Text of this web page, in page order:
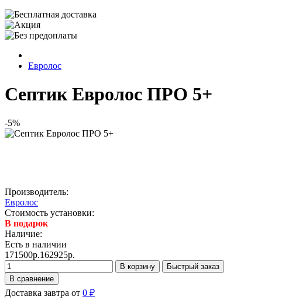
Евролос
Септик Евролос ПРО 5+
-5%
Производитель:
Евролос
Стоимость установки:
В подарок
Наличие:
Есть в наличии
171500р.162925р.
В корзину
Быстрый заказ
В сравнение
Доставка завтра от 0 ₽